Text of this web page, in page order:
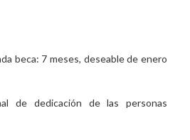
beca: 7 meses, deseable de enero
de dedicación de las personas